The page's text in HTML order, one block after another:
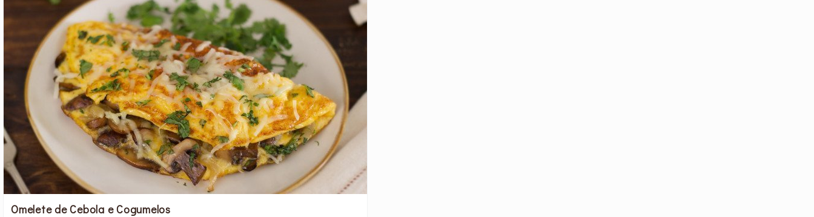
Omelete de Cebola e Cogumelos